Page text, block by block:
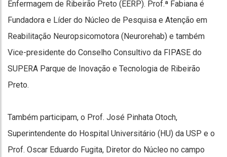
Enfermagem de Ribeirão Preto (EERP). Prof.ª Fabiana é
Fundadora e Líder do Núcleo de Pesquisa e Atenção em
Reabilitação Neuropsicomotora (Neurorehab) e também
Vice-presidente do Conselho Consultivo da FIPASE do
SUPERA Parque de Inovação e Tecnologia de Ribeirão
Preto.
Também participam, o Prof. José Pinhata Otoch,
Superintendente do Hospital Universitário (HU) da USP e o
Prof. Oscar Eduardo Fugita, Diretor do Núcleo no campo